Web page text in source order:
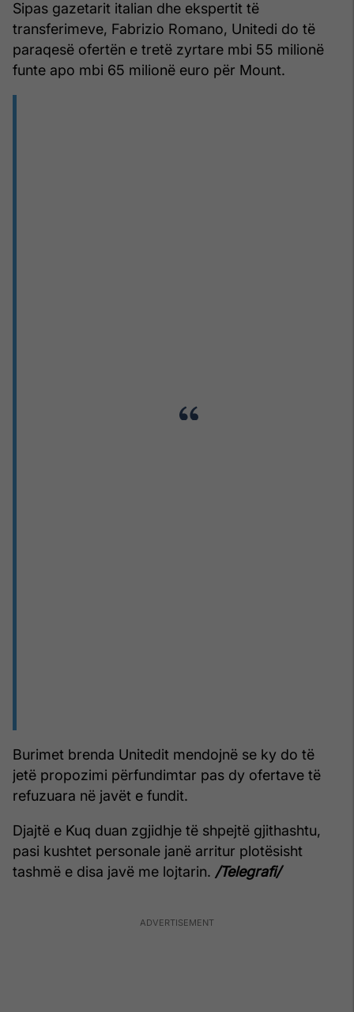
Sipas gazetarit italian dhe ekspertit të
transferimeve, Fabrizio Romano, Unitedi do të
paraqesë ofertën e tretë zyrtare mbi 55 milionë
funte apo mbi 65 milionë euro për Mount.
Burimet brenda Unitedit mendojnë se ky do të
jetë propozimi përfundimtar pas dy ofertave të
refuzuara në javët e fundit.
Djajtë e Kuq duan zgjidhje të shpejtë gjithashtu,
pasi kushtet personale janë arritur plotësisht
tashmë e disa javë me lojtarin. /Telegrafi/